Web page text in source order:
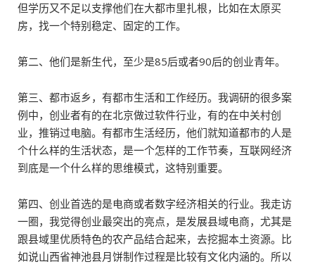
但学历又不足以支撑他们在大都市里扎根，比如在太原买
房，找一个特别稳定、固定的工作。
第二、他们是新生代，至少是85后或者90后的创业青年。
第三、都市返乡，有都市生活和工作经历。我调研的很多案
例中，创业者有的在北京做过软件行业，有的在中关村创
业，推销过电脑。有都市生活经历，他们就知道都市的人是
个什么样的生活状态，是一个怎样的工作节奏，互联网经济
到底是一个什么样的思维模式，这特别重要。
第四、创业首选的是电商或者数字经济相关的行业。我走访
一圈，我觉得创业最突出的亮点，是发展县域电商，尤其是
跟县域里优质特色的农产品结合起来，去挖掘本土资源。比
如说山西省神池县月饼制作过程是比较有文化内涵的。所以